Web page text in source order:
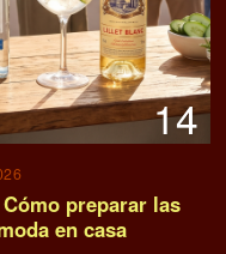
14
preparar las
en casa